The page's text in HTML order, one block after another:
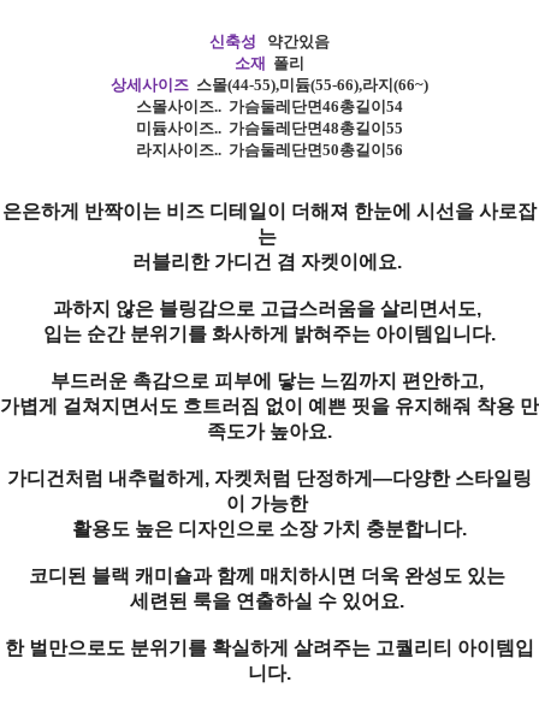
신축성
약간있음
소재 폴리
상세사이즈 스몰(44-55),미듐(55-66),라지 (66~)
스몰사이즈.. 가슴둘레단면46총길이54
미듐사이즈.. 가슴둘레단면48총길이55
라지사이즈.. 가슴둘레단면50총길이56
은은하게 반짝이는 비즈 디테일이 더해져 한눈에 시선을 사로잡
는
러블리한 가디건 겸 자켓이에요.
과하지 않은 블링감으로 고급스러움을 살리면서도,
입는 순간 분위기를 화사하게 밝혀주는 아이템입니다.
부드러운 촉감으로 피부에 닿는 느낌까지 편안하고,
가볍게 걸쳐지면서도 흐트러짐 없이 예쁜 핏을 유지해줘 착용 만
족도가 높아요.
가디건처럼 내추럴하게, 자켓처럼 단정하게—다양한 스타일링
이 가능한
활용도 높은 디자인으로 소장 가치 충분합니다.
코디된 블랙 캐미숄과 함께 매치하시면 더욱 완성도 있는
세련된 룩을 연출하실 수 있어요.
한 벌만으로도 분위기를 확실하게 살려주는 고퀄리티 아이템입
니다.